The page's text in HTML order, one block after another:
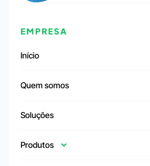
EMPRESA
Início
Quem somos
Soluções
Produtos